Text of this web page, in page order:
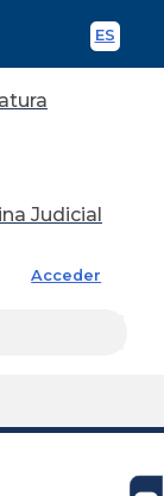
ES
Acceder